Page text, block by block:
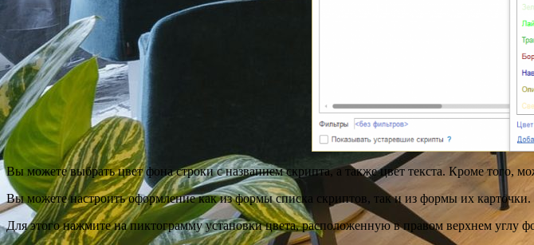
Вы можете выбрать цвет фона строки с названием скрипта, а также цвет текста. Кроме того,
Вы можете настроить оформление как из формы списка скриптов, так и из формы их карточки.
Для этого нажмите на пиктограмму установки цвета, расположенную в правом верхнем углу